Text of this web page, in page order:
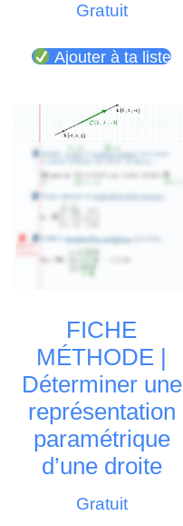
Gratuit
Ajouter à ta liste
FICHE
MÉTHODE |
Déterminer une
représentation
paramétrique
d’une droite
Gratuit